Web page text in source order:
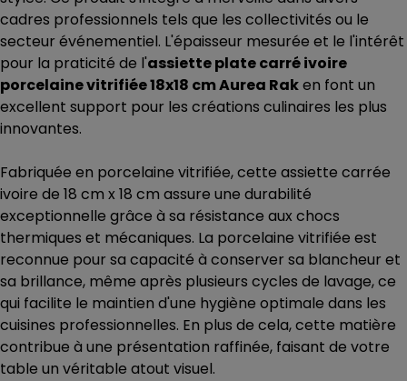
cadres professionnels tels que les collectivités ou le
secteur événementiel. L'épaisseur mesurée et le l'intérêt
pour la praticité de l'assiette plate carré ivoire
porcelaine vitrifiée 18x18 cm Aurea Raken font un
excellent support pour les créations culinaires les plus
innovantes.
Fabriquée en porcelaine vitrifiée, cette assiette carrée
ivoire de 18 cm x 18 cm assure une durabilité
exceptionnelle grâce à sa résistance aux chocs
thermiques et mécaniques. La porcelaine vitrifiée est
reconnue pour sa capacité à conserver sa blancheur et
sa brillance, même après plusieurs cycles de lavage, ce
qui facilite le maintien d'une hygiène optimale dans les
cuisines professionnelles. En plus de cela, cette matière
contribue à une présentation raffinée, faisant de votre
table un véritable atout visuel.